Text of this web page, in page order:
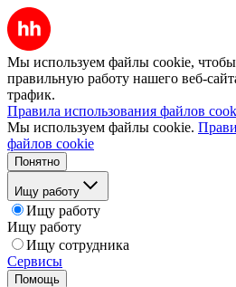
Мы используем файлы cookie, чтобы
правильную работу нашего веб-
трафик.
Правила использования файлов
Мы используем файлы cookie.
файлов cookie
Понятно
Ищу работу
Ищу работу
Ищу работу
Ищу сотрудника
Сервисы
Помощь